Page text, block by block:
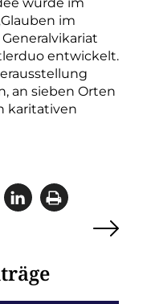
im
entwickelt.
an sieben Orten
karitativen